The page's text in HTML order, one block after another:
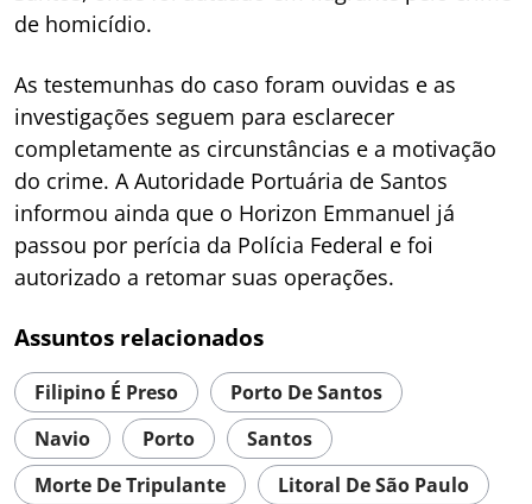
de homicídio.
As testemunhas do caso foram ouvidas e as
investigações seguem para esclarecer
completamente as circunstâncias e a motivação
do crime. A Autoridade Portuária de Santos
informou ainda que o Horizon Emmanuel já
passou por perícia da Polícia Federal e foi
autorizado a retomar suas operações.
Assuntos relacionados
Filipino É Preso
Porto De Santos
Navio
Porto
Santos
Morte De Tripulante
Litoral De São Paulo